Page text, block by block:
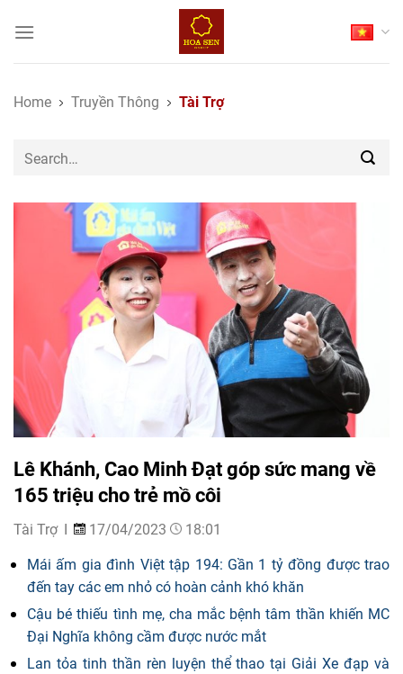
Home Truyền Thông Tài Trợ
Lê Khánh, Cao Minh Đạt góp sức mang về
165 triệu cho trẻ mồ côi
Tài Trợ 17/04/2023
18:01
Mái ấm gia đình Việt tập 194: Gần 1 tỷ đồng được trao
đến tay các em nhỏ có hoàn cảnh khó khăn
Cậu bé thiếu tình mẹ, cha mắc bệnh tâm thần khiến MC
Đại Nghĩa không cầm được nước mắt
Lan tỏa tinh thần rèn luyện thể thao tại Giải Xe đạp và